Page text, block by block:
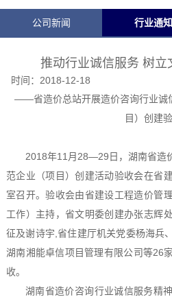
公司新闻 行业通知
推动行业诚信服务 树立
时间： 2018-12-18
——省造价总站开展造价咨询行业诚
目）创建
2018年11月28—29日，湖南省造
范企业（项目）创建活动验收会在省
室召开。验收会由省建设工程造价管
工作）主持，省文明委创建办张志辉
征及谢诗宇,省住建厅机关党委杨海兵
湖南湘能卓信项目管理有限公司等26
收。
湖南省造价咨询行业诚信服务精